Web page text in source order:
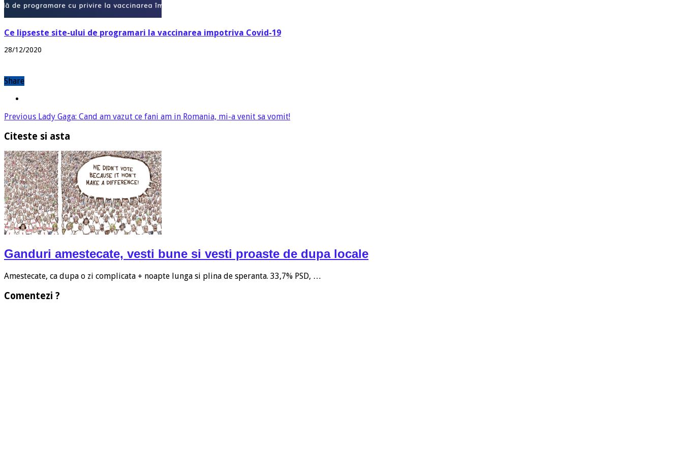
Ce lipseste site-ului de programari la vaccinarea impotriva Covid-19
28/12/2020
Share
Previous Lady Gaga: Cand am vazut ce fani am in Romania, mi-a venit sa vomit!
Citeste si asta
Ganduri amestecate, vesti bune si vesti proaste de dupa locale
Amestecate, ca dupa o zi complicata + noapte lunga si plina de speranta. 33,7% PSD, …
Comentezi ?